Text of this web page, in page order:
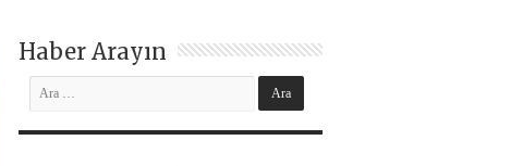
Haber Arayın